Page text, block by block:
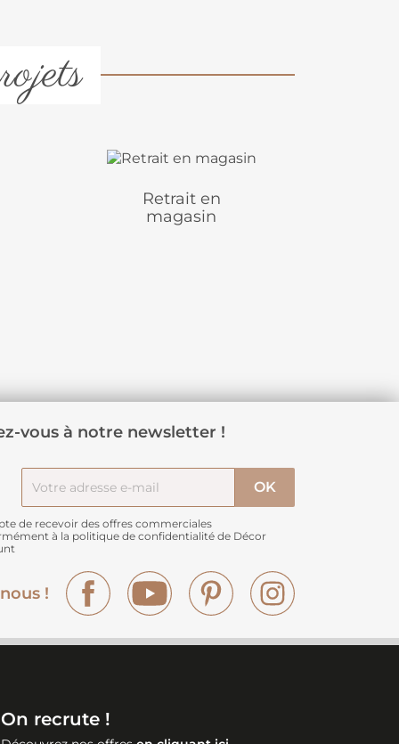
Retrait en
magasin
vous à notre newsletter !
de recevoir des offres commerciales
à la politique de confidentialité de Décor
!
Facebook YouTube Pinterest
On recrute !